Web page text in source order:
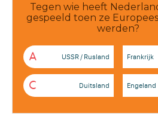
Tegen wie heeft
gespeeld toen ze
werden?
A USSR / Rusland Frankrijk
C Duitsland Engeland